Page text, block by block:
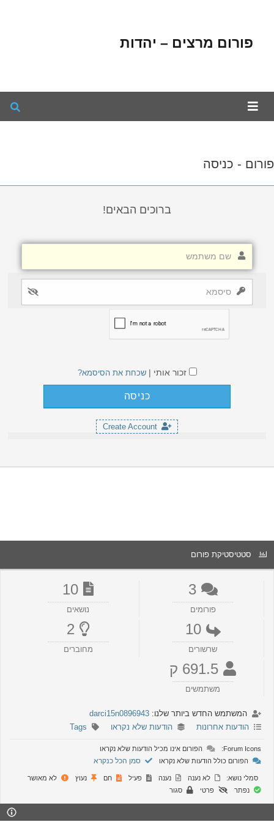
פורום מרצים – יהדות
פורום - כניסה
ברוכים הבאים!
זכור אותי |שכחת את הסיסמא?
סטטיסטיקת פורום
3
פורומים
10
נושאים
10
שרשורים
2
מחוברים
691.5 ק
משתמשים
המשתמש החדש ביותר שלנו: darci15n0896943
הודעות אחרונות
הודעות שלא נקראו Tags
Forum Icons:
הפורום אינו מכיל הודעות שלא נקראו
הפורום כולל הודעות שלא נקראו
סמן הכל כנקרא
סמלי נושא: לא נענה נענה פעיל חם נעוץ
לא מאושר
נפתר
פרטי סגור